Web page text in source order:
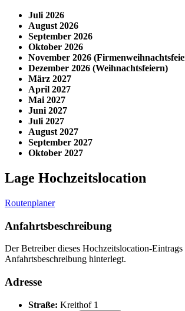
Juli 2026
August 2026
September 2026
Oktober 2026
November 2026
Dezember 2026 (Weihnachtsfeiern)
März 2027
April 2027
Mai 2027
Juni 2027
Juli 2027
August 2027
September 2027
Oktober 2027
Lage Hochzeitslocation
Routenplaner
Anfahrtsbeschreibung
Der Betreiber dieses Hochzeitslocation-Eintrags
Anfahrtsbeschreibung hinterlegt.
Adresse
Straße: Kreithof 1